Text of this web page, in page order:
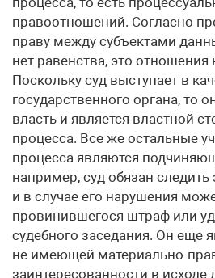
правоотношений. Согласно
праву между субъектами
нет равенства, это
Поскольку суд выступает в
государственного органа, то
власть и является властной
процесса. Все же остальные
процесса являются
например, суд обязан
и в случае его нарушения
провинившегося штраф или
судебного заседания. Он еще
не имеющей материально-
заинтересованности в исходе